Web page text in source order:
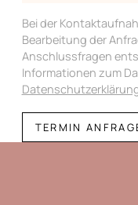
Bei der
Bearbeitung der
Anschlussfragen
Informationen zum
TERMIN